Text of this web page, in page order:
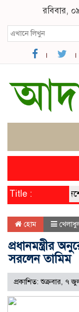
রবিবার,
Title : বিদেশে
হোম
প্রধানমন্ত্রীর
সরলেন তামিম
প্রকাশিত: শুক্রবার, ৭